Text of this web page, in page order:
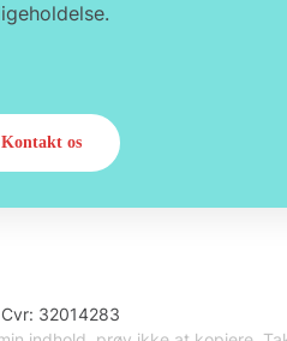
Kontakt os
32014283